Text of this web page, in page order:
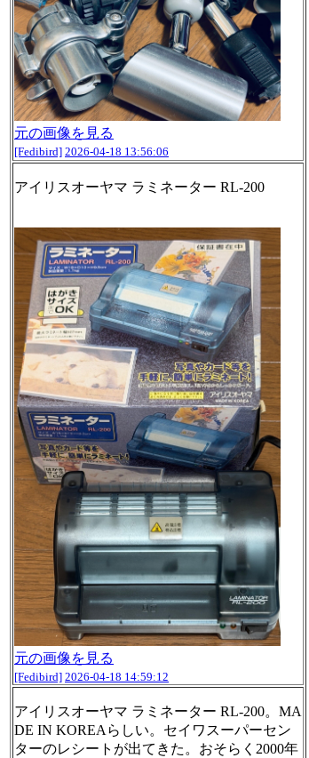
元の画像を見る
[Fedibird] 2026-04-18 13:56:06
アイリスオーヤマ ラミネーター RL-200
元の画像を見る
[Fedibird] 2026-04-18 14:59:12
アイリスオーヤマ ラミネーター RL-200。MA
DE IN KOREAらしい。セイワスーパーセン
ターのレシートが出てきた。おそらく2000年